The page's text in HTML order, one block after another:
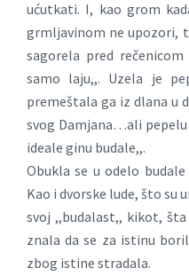
ućutkati. I, kao grom
grmljavinom ne upozori,
sagorela pred
samo laju,,. Uzela je
premeštala ga iz dlana u
svog Damjana…ali
ideale ginu budale,,.
Obukla se u odelo
Kao i dvorske lude, što su
svoj ,,budalast,, kikot,
znala da se za istinu
zbog istine stradala.